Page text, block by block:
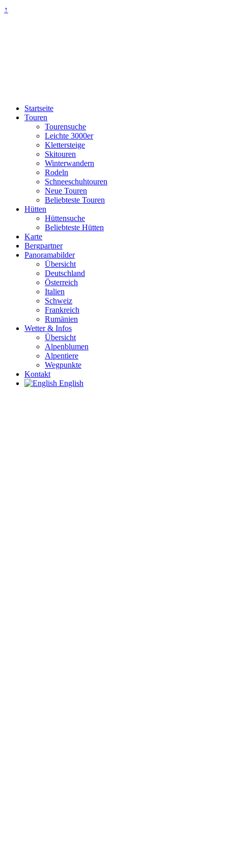
↑
Startseite
Touren
Tourensuche
Leichte 3000er
Klettersteige
Skitouren
Winterwandern
Rodeln
Schneeschuhtouren
Neue Touren
Beliebteste Touren
Hütten
Hüttensuche
Beliebteste Hütten
Karte
Bergpartner
Panoramabilder
Übersicht
Deutschland
Österreich
Italien
Schweiz
Frankreich
Rumänien
Wetter & Infos
Übersicht
Alpenblumen
Alpentiere
Wegpunkte
Kontakt
English